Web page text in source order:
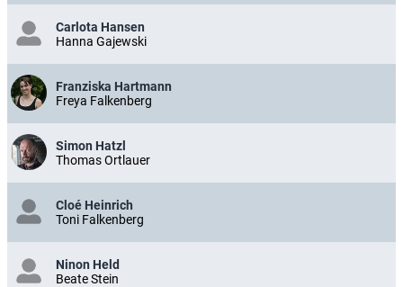
Carlota Hansen
Hanna Gajewski
Franziska Hartmann
Freya Falkenberg
Simon Hatzl
Thomas Ortlauer
Cloé Heinrich
Toni Falkenberg
Ninon Held
Beate Stein